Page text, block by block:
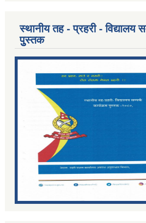
स्थानीय तह - प्रहरी - विद्यालय
पुुस्तक